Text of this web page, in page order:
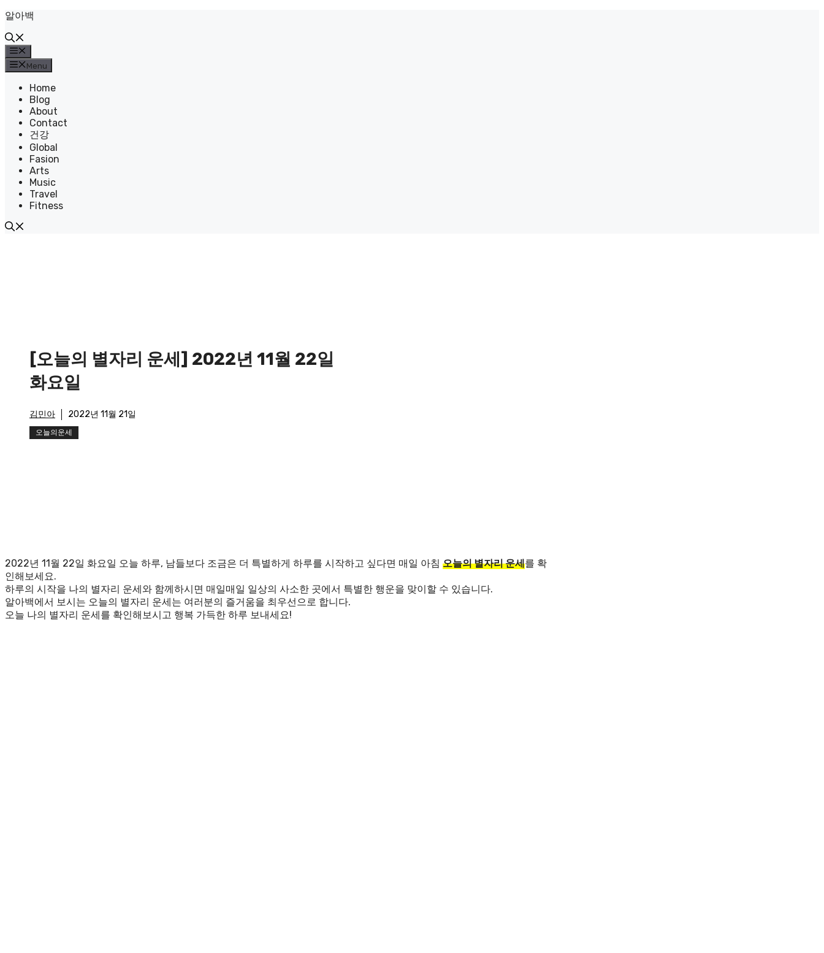
Skip
content
알아백
Menu
Home
Blog
About
Contact
건강
Global
Fasion
Arts
Music
Travel
Fitness
[오늘의 별자리 운세] 2022년 11월 22일
화요일
김민아 2022년 11월 21일
오늘의운세
2022년 11월 22일 화요일 오늘 하루, 남들보다 조금은 더 특별하게 하루를 시작하고 싶다면 매일 아침 오늘의 별자리 운세를 확
인해보세요.
하루의 시작을 나의 별자리 운세와 함께하시면 매일매일 일상의 사소한 곳에서 특별한 행운을 맞이할 수 있습니다.
알아백에서 보시는 오늘의 별자리 운세는 여러분의 즐거움을 최우선으로 합니다.
오늘 나의 별자리 운세를 확인해보시고 행복 가득한 하루 보내세요!